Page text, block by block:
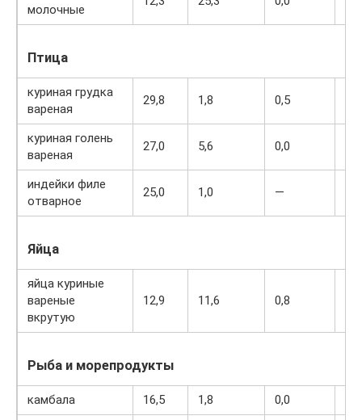
молочные
Птица
куриная грудка
вареная
29,8 1,8 0,5
куриная голень
вареная
27,0 5,6 0,0
индейки филе
отварное
25,0 1,0 —
Яйца
яйца куриные
вареные
вкрутую
12,9 11,6 0,8
Рыба и морепродукты
камбала 16,5 1,8 0,0